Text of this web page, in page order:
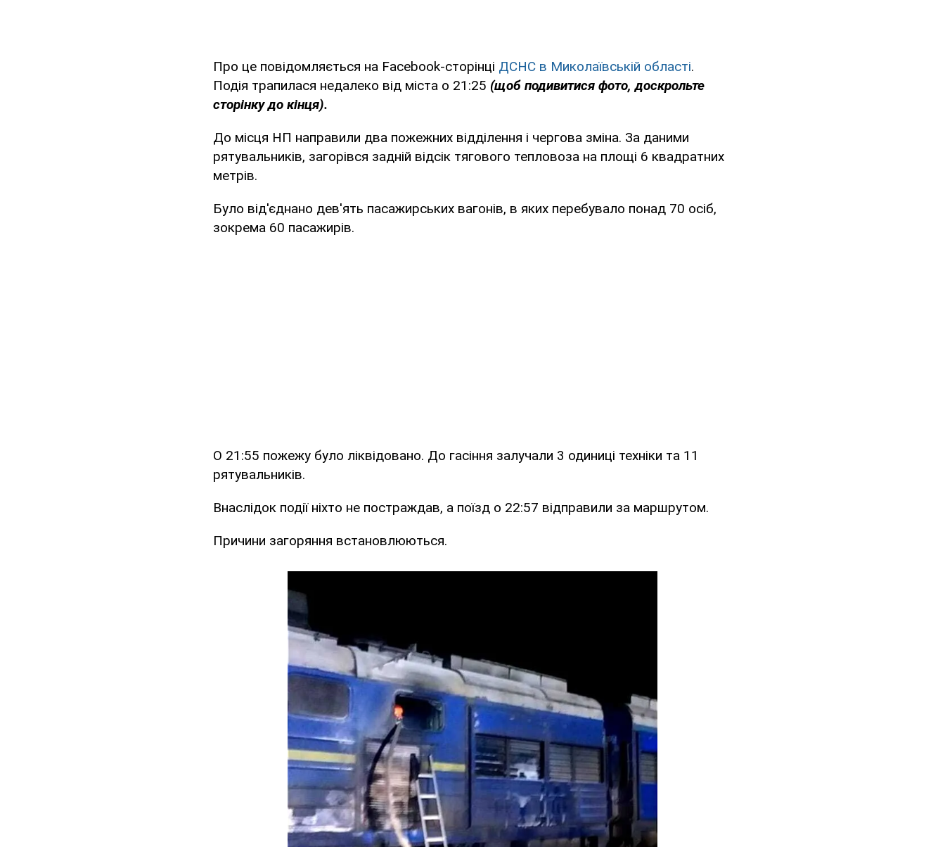
Про це повідомляється на Facebook-сторінці ДСНС в Миколаївській області.
Подія трапилася недалеко від міста о 21:25 (щоб подивитися фото, доскрольте
сторінку до кінця).
До місця НП направили два пожежних відділення і чергова зміна. За даними
рятувальників, загорівся задній відсік тягового тепловоза на площі 6 квадратних
метрів.
Було від'єднано дев'ять пасажирських вагонів, в яких перебувало понад 70 осіб,
зокрема 60 пасажирів.
О 21:55 пожежу було ліквідовано. До гасіння залучали 3 одиниці техніки та 11
рятувальників.
Внаслідок події ніхто не постраждав, а поїзд о 22:57 відправили за маршрутом.
Причини загоряння встановлюються.